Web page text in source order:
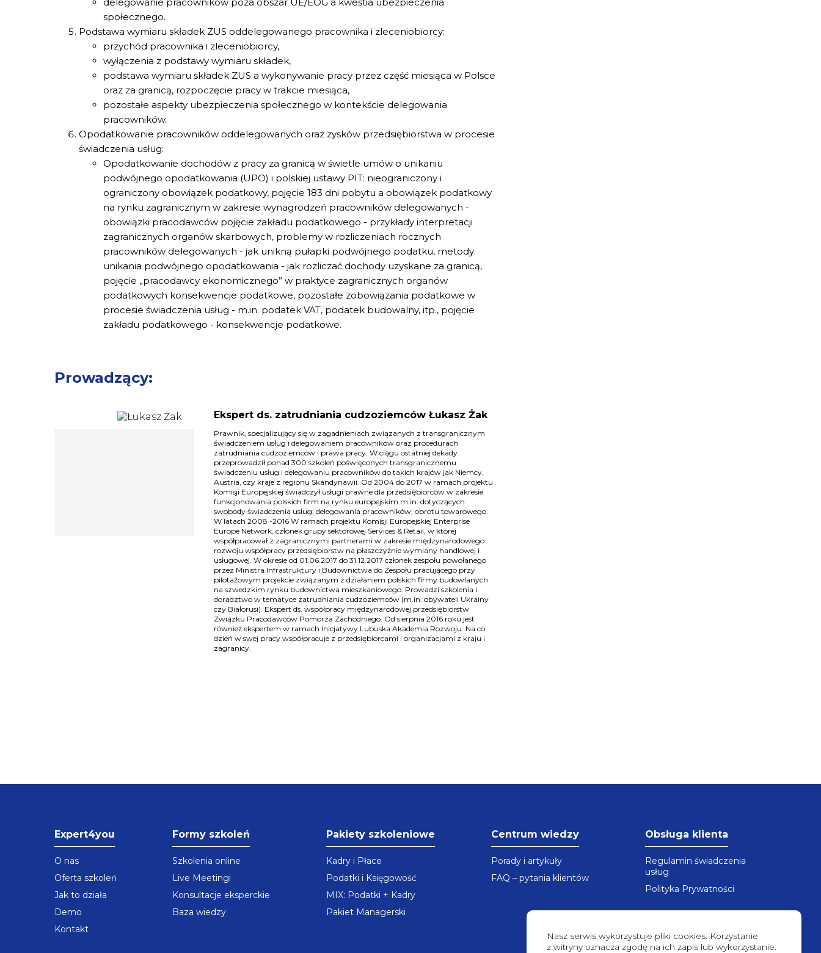
społecznego.
Podstawa wymiaru składek ZUS oddelegowanego pracownika i zleceniobiorcy:
przychód pracownika i zleceniobiorcy,
wyłączenia z podstawy wymiaru składek,
podstawa wymiaru składek ZUS a wykonywanie pracy przez część miesiąca w Polsce
oraz za granicą, rozpoczęcie pracy w trakcie miesiąca,
pozostałe aspekty ubezpieczenia społecznego w kontekście delegowania
pracowników.
Opodatkowanie pracowników oddelegowanych oraz zysków przedsiębiorstwa w procesie
świadczenia usług:
Opodatkowanie dochodów z pracy za granicą w świetle umów o unikaniu
podwójnego opodatkowania (UPO) i polskiej ustawy PIT: nieograniczony i
ograniczony obowiązek podatkowy, pojęcie 183 dni pobytu a obowiązek podatkowy
na rynku zagranicznym w zakresie wynagrodzeń pracowników delegowanych -
obowiązki pracodawców pojęcie zakładu podatkowego - przykłady interpretacji
zagranicznych organów skarbowych, problemy w rozliczeniach rocznych
pracowników delegowanych - jak unikną pułapki podwójnego podatku, metody
unikania podwójnego opodatkowania - jak rozliczać dochody uzyskane za granicą,
pojęcie „pracodawcy ekonomicznego” w praktyce zagranicznych organów
podatkowych konsekwencje podatkowe, pozostałe zobowiązania podatkowe w
procesie świadczenia usług - m.in. podatek VAT, podatek budowalny, itp., pojęcie
zakładu podatkowego - konsekwencje podatkowe.
Prowadzący:
Ekspert ds. zatrudniania cudzoziemców Łukasz Żak
Prawnik, specjalizujący się w zagadnieniach związanych z transgranicznym
świadczeniem usług i delegowaniem pracowników oraz procedurach
zatrudniania cudzoziemców i prawa pracy. W ciągu ostatniej dekady
przeprowadził ponad 300 szkoleń poświęconych transgranicznemu
świadczeniu usług i delegowaniu pracowników do takich krajów jak Niemcy,
Austria, czy kraje z regionu Skandynawii. Od 2004 do 2017 w ramach projektu
Komisji Europejskiej świadczył usługi prawne dla przedsiębiorców w zakresie
funkcjonowania polskich firm na rynku europejskim m.in. dotyczących
swobody świadczenia usług, delegowania pracowników, obrotu towarowego.
W latach 2008 -2016 W ramach projektu Komisji Europejskiej Enterprise
Europe Network, członek grupy sektorowej Services & Retail, w której
współpracował z zagranicznymi partnerami w zakresie międzynarodowego
rozwoju współpracy przedsiębiorstw na płaszczyźnie wymiany handlowej i
usługowej. W okresie od 01.06.2017 do 31.12.2017 członek zespołu powołanego
przez Ministra Infrastruktury i Budownictwa do Zespołu pracującego przy
pilotażowym projekcie związanym z działaniem polskich firmy budowlanych
na szwedzkim rynku budownictwa mieszkaniowego. Prowadzi szkolenia i
doradztwo w tematyce zatrudniania cudzoziemców (m.in. obywateli Ukrainy
czy Białorusi). Ekspert ds. współpracy międzynarodowej przedsiębiorstw
Związku Pracodawców Pomorza Zachodniego. Od sierpnia 2016 roku jest
również ekspertem w ramach Inicjatywy Lubuska Akademia Rozwoju. Na co
dzień w swej pracy współpracuje z przedsiębiorcami i organizacjami z kraju i
zagranicy.
Expert4you
O nas
Oferta szkoleń
Jak to działa
Demo
Kontakt
Formy szkoleń
Szkolenia online
Live Meetingi
Konsultacje eksperckie
Baza wiedzy
Pakiety szkoleniowe
Kadry i Płace
Podatki i Księgowość
MIX: Podatki + Kadry
Pakiet Managerski
Centrum wiedzy
Porady i artykuły
FAQ – pytania klientów
Obsługa klienta
Regulamin świadczenia
usług
Polityka Prywatności
Nasz serwis wykorzystuje pliki cookies. Korzystanie
z witryny oznacza zgodę na ich zapis lub wykorzystanie.